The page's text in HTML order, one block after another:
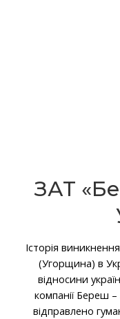
ЗАТ
Історія
(Угорщина) в
відносини
компанії Береш
відправлено